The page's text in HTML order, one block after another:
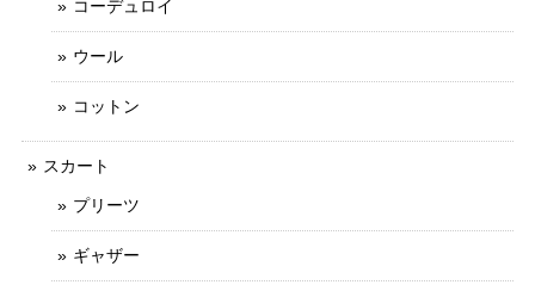
コーデュロイ
ウール
コットン
スカート
プリーツ
ギャザー